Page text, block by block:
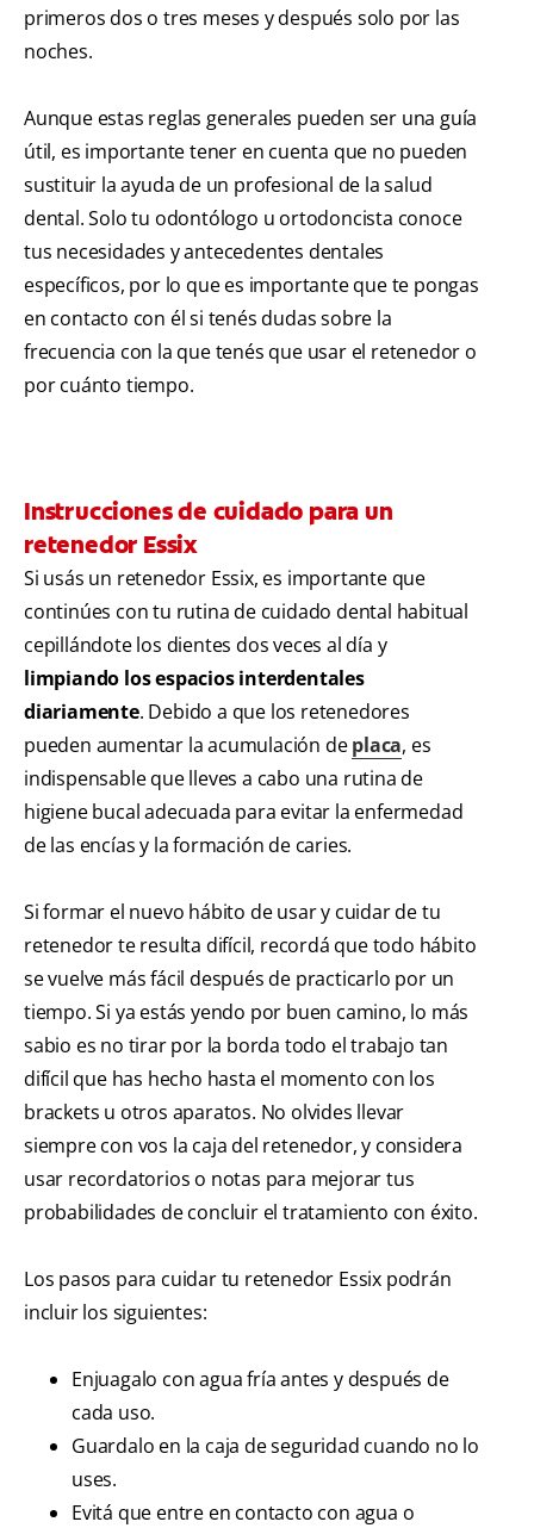
primeros dos o tres meses y después solo por las
noches.
Aunque estas reglas generales pueden ser una guía
útil, es importante tener en cuenta que no pueden
sustituir la ayuda de un profesional de la salud
dental. Solo tu odontólogo u ortodoncista conoce
tus necesidades y antecedentes dentales
específicos, por lo que es importante que te pongas
en contacto con él si tenés dudas sobre la
frecuencia con la que tenés que usar el retenedor o
por cuánto tiempo.
Instrucciones de cuidado para un
retenedor Essix
Si usás un retenedor Essix, es importante que
continúes con tu rutina de cuidado dental habitual
cepillándote los dientes dos veces al día y
limpiando los espacios interdentales
diariamente. Debido a que los retenedores
pueden aumentar la acumulación deplaca, es
indispensable que lleves a cabo una rutina de
higiene bucal adecuada para evitar la enfermedad
de las encías y la formación de caries.
Si formar el nuevo hábito de usar y cuidar de tu
retenedor te resulta difícil, recordá que todo hábito
se vuelve más fácil después de practicarlo por un
tiempo. Si ya estás yendo por buen camino, lo más
sabio es no tirar por la borda todo el trabajo tan
difícil que has hecho hasta el momento con los
brackets u otros aparatos. No olvides llevar
siempre con vos la caja del retenedor, y considera
usar recordatorios o notas para mejorar tus
probabilidades de concluir el tratamiento con éxito.
Los pasos para cuidar tu retenedor Essix podrán
incluir los siguientes:
Enjuagalo con agua fría antes y después de
cada uso.
Guardalo en la caja de seguridad cuando no lo
uses.
Evitá que entre en contacto con agua o